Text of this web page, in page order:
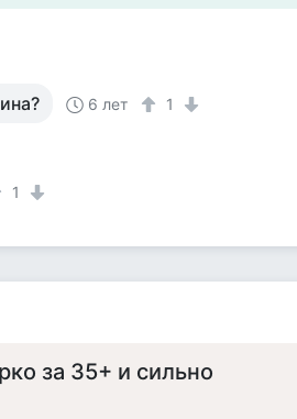
6 лет 1
1
за 35+ и сильно